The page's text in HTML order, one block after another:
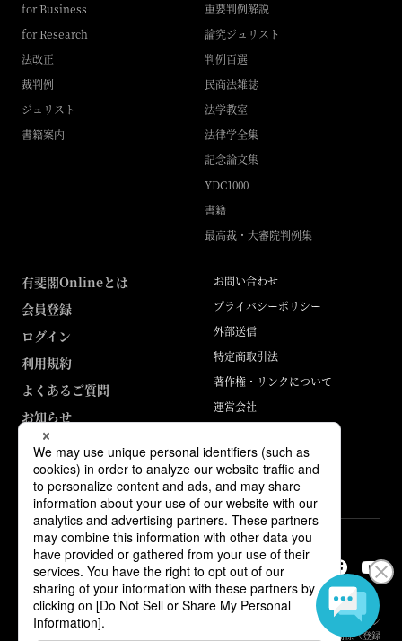
for Business
for Research
法改正
裁判例
ジュリスト
書籍案内
重要判例解説
論究ジュリスト
判例百選
民商法雑誌
法学教室
法律学全集
記念論文集
YDC1000
書籍
最高裁・大審院判例集
有斐閣Onlineとは
会員登録
ログイン
利用規約
よくあるご質問
お知らせ
お問い合わせ
プライバシーポリシー
外部送信
特定商取引法
著作権・リンクについて
運営会社
ABJマークは、この電子書店・電子書籍配信サービスが、著作権者からコン
テンツ使用許諾を得た正規版配信サービスであることを示す登録商標（登録